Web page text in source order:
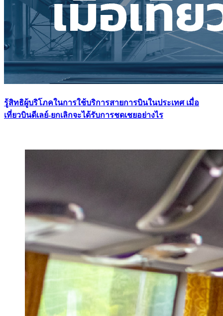
รู้สิทธิผู้บริโภคในการใช้บริการสายการบินในประเทศ เมื่อ
เที่ยวบินดีเลย์-ยกเลิกจะได้รับการชดเชยอย่างไร